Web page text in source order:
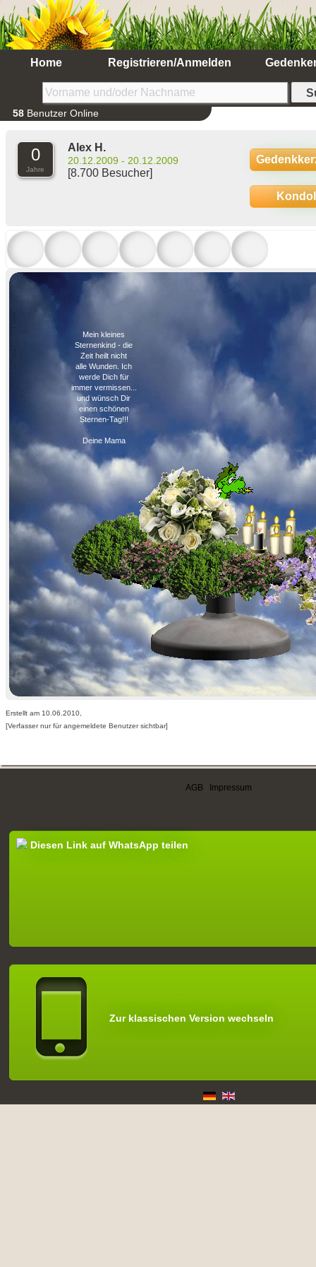
Home Registrieren/Anmelden
58 Benutzer Online
0
Jahre
Alex H.
20.12.2009 - 20.12.2009
[8.700 Besucher]
Mein kleines
Sternenkind - die
Zeit heilt nicht
alle Wunden. Ich
werde Dich für
immer vermissen...
und wünsch Dir
einen schönen
Sternen-Tag!!!
Deine Mama
Erstellt am 10.06.2010,
[Verfasser nur für angemeldete Benutzer sichtbar]
AGB Impressum
Diesen Link auf WhatsApp teilen
Zur klassischen Version wechseln